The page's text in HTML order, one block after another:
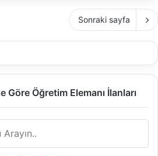
Sonraki sayfa
Öğretim Elemanı İlanları